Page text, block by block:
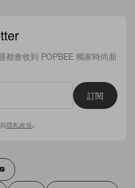
都會收到 POPBEE 獨家時尚新
訂閱
與隱私政策。